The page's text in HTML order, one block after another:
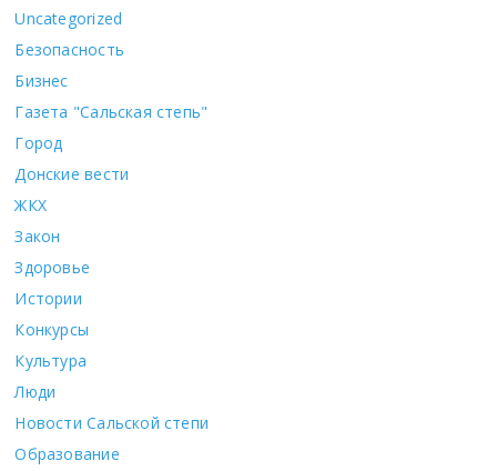
Uncategorized
Безопасность
Бизнес
Газета "Сальская степь"
Город
Донские вести
ЖКХ
Закон
Здоровье
Истории
Конкурсы
Культура
Люди
Новости Сальской степи
Образование